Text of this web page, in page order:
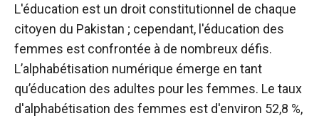
L'éducation est un droit constitutionnel de chaque
citoyen du Pakistan ; cependant, l'éducation des
femmes est confrontée à de nombreux défis.
L’alphabétisation numérique émerge en tant
qu’éducation des adultes pour les femmes. Le taux
d'alphabétisation des femmes est d'environ 52,8 %,